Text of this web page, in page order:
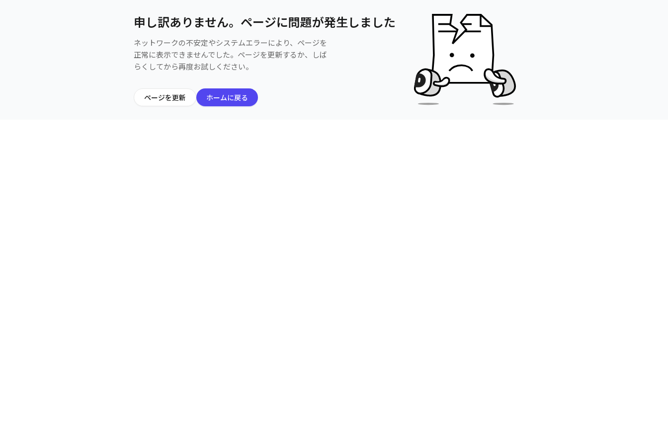
申し訳ありません。ページに問題が発生しました
ネットワークの不安定やシステムエラーにより、ページを
正常に表示できませんでした。ページを更新するか、しば
らくしてから再度お試しください。
ページを更新 ホームに戻る